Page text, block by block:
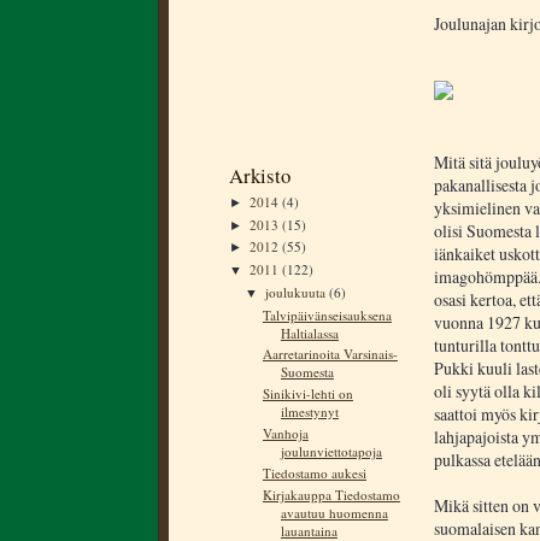
Arkisto
► 2014 (4)
► 2013 (15)
► 2012 (55)
▼ 2011 (122)
▼joulukuuta(6)
Talvipäivänseisauksena
Haltialassa
Aarretarinoita Varsinais-
Suomesta
Sinikivi-lehti on
ilmestynyt
Vanhoja
joulunviettotapoja
Tiedostamo aukesi
Kirjakauppa Tiedostamo
avautuu huomenna
lauantaina
Joulunajan
Mitä sitä
pakanallisesta
yksimielinen
olisi Suomesta
iänkaiket
osasi kertoa,
vuonna 1927
tunturilla
Pukki kuuli
oli syytä olla
saattoi myös
lahjapajoista
pulkassa
Mikä sitten on
suomalaisen